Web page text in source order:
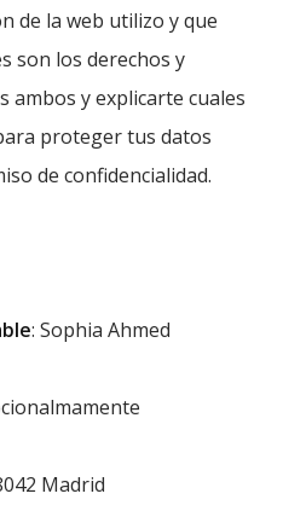
de la web utilizo y que
son los derechos y
ambos y explicarte cuales
proteger tus datos
de confidencialidad.
: Sophia Ahmed
Madrid